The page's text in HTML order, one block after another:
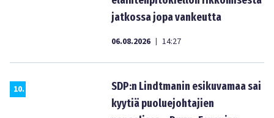
jatkossa jopa vankeutta
06.08.2026 | 14:27
10.
SDP:n Lindtmanin esikuvamaa sai
kyytiä puoluejohtajien